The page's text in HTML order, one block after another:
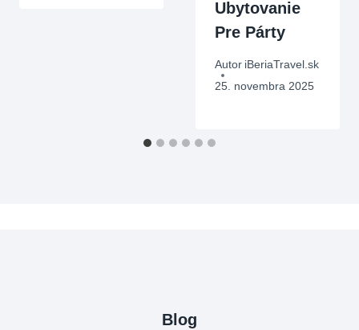
Ubytovanie
Pre Párty
Autor iBeriaTravel.sk
25. novembra 2025
Blog